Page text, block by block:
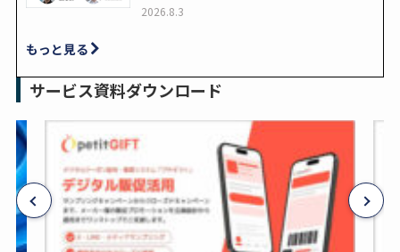
2026.8.3
もっと見る
サービス資料ダウンロード